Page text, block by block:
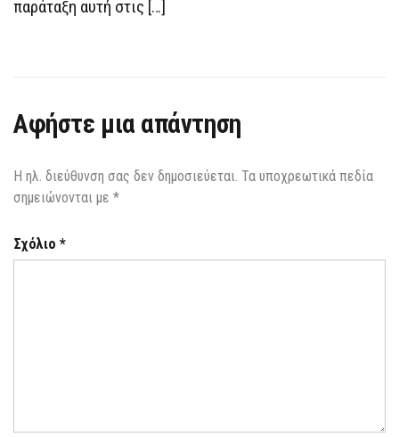
παράταξη αυτή στις […]
Αφήστε μια απάντηση
Η ηλ. διεύθυνση σας δεν δημοσιεύεται. Τα υποχρεωτικά πεδία
σημειώνονται με *
Σχόλιο *